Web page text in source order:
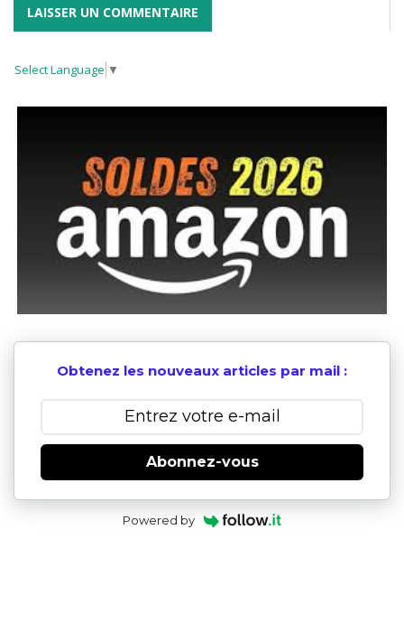
Select Language ▼
Obtenez les nouveaux articles par mail :
Abonnez-vous
Powered by